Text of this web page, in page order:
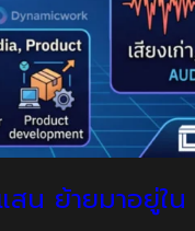
น ย้ายมาอยู่ใน